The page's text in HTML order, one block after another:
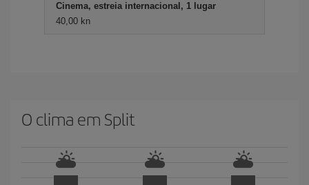
Cinema, estreia internacional, 1 lugar
40,00 kn
O clima em Split